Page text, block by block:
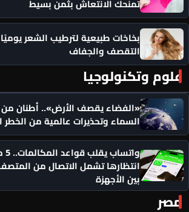
تمنحك الانتعاش بثمن بسيط
بخاخات طبيعية لترطيب الشعر
التقصف والجفاف
علوم وتكنولوجيا
«الفضاء يقصف الأرض».. أطنان
السماء وتحذيرات عالمية من الخطر
انتظارها تشمل الاتصال من
بين الأجهزة
مصر